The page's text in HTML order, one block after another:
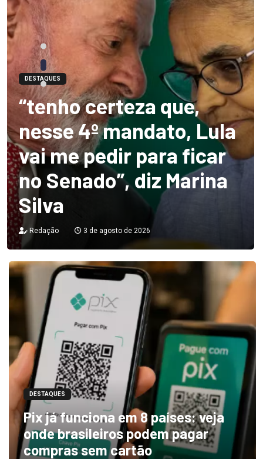
DESTAQUES
“tenho certeza que,
nesse 4º mandato, Lula
vai me pedir para ficar
no Senado”, diz Marina
Silva
Redação 3 de agosto de 2026
DESTAQUES
Pix já funciona em 8 países: veja
onde brasileiros podem pagar
compras sem cartão